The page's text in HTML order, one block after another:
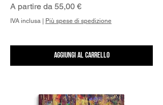
A partire da 55,00 €
Prezzo scontato
IVA inclusa Più spese di spedizione
Aggiungi al carrello